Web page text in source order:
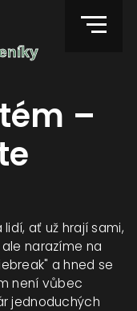
–
ať už hrají sami,
narazíme na
a hned se
není vůbec
jednoduchých